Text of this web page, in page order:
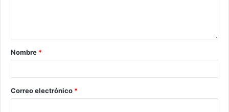
Nombre *
Correo electrónico *